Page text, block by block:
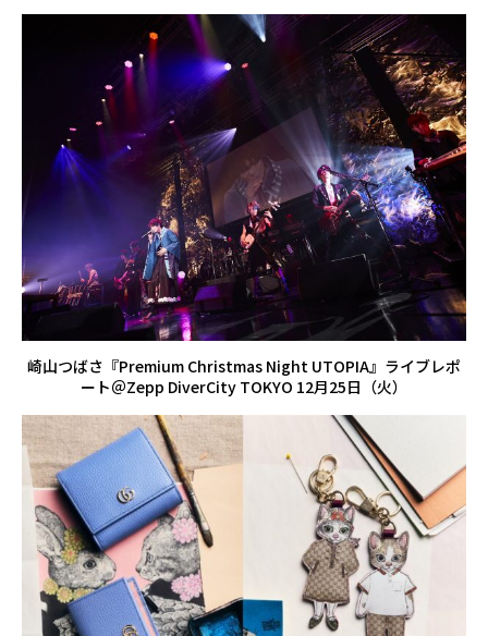
崎山つばさ『Premium Christmas Night UTOPIA』ライブレポ
ート＠Zepp DiverCity TOKYO 12月25日（火）